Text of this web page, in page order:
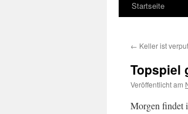
Startseite
← Keller ist
Topspiel
Veröffentlicht am
Morgen findet